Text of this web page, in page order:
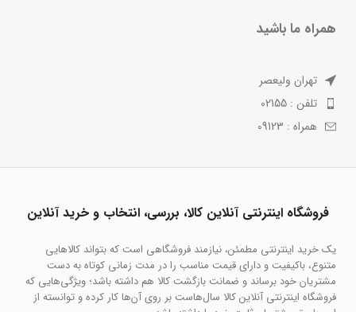
همراه ما باشید
تهران ولیعصر
تلفن : 02155
همراه : 09123
فروشگاه اینترنتی آنلاین کالا، بررسی، انتخاب و خرید آنلاین
یک خرید اینترنتی مطمئن، نیازمند فروشگاهی است که بتواند کالاهایی
متنوع، باکیفیت و دارای قیمت مناسب را در مدت زمانی کوتاه به دست
مشتریان خود برساند و ضمانت بازگشت کالا هم داشته باشد؛ ویژگی‌هایی که
فروشگاه اینترنتی آنلاین کالا سال‌هاست بر روی آن‌ها کار کرده و توانسته از